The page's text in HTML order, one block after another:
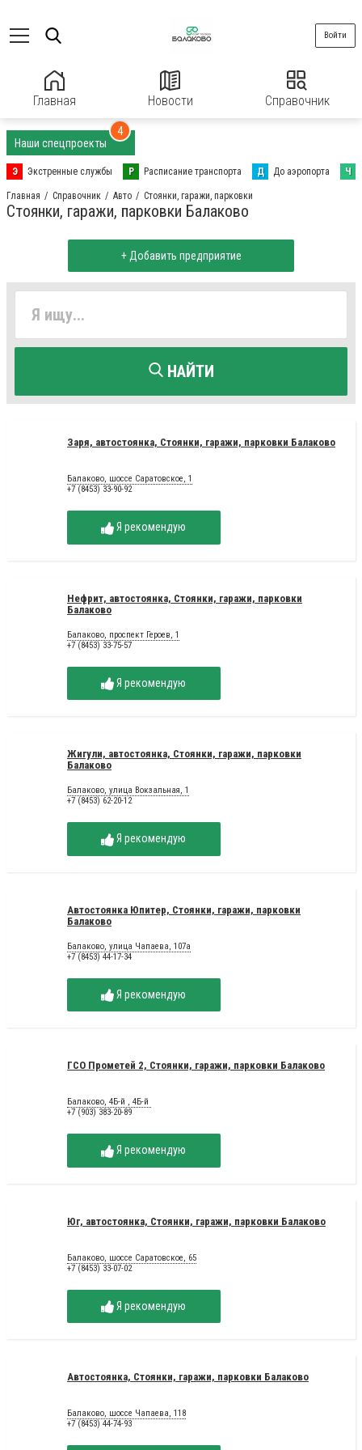
Главная Новости Справочник
Войти
Наши спецпроекты
4
Э Экстренные службы Р Расписание транспорта Д До аэропорта Ч
Главная Справочник Авто Стоянки, гаражи, парковки
Стоянки, гаражи, парковки Балаково
+ Добавить предприятие
НАЙТИ
Заря, автостоянка, Стоянки, гаражи, парковки Балаково
Балаково, шоссе Саратовское, 1
+7 (8453) 33-90-92
Я рекомендую
Нефрит, автостоянка, Стоянки, гаражи, парковки
Балаково
Балаково, проспект Героев, 1
+7 (8453) 33-75-57
Я рекомендую
Жигули, автостоянка, Стоянки, гаражи, парковки
Балаково
Балаково, улица Вокзальная, 1
+7 (8453) 62-20-12
Я рекомендую
Автостоянка Юпитер, Стоянки, гаражи, парковки
Балаково
Балаково, улица Чапаева, 107а
+7 (8453) 44-17-34
Я рекомендую
ГСО Прометей 2, Стоянки, гаражи, парковки Балаково
Балаково, 4Б-й , 4Б-й
+7 (903) 383-20-89
Я рекомендую
Юг, автостоянка, Стоянки, гаражи, парковки Балаково
Балаково, шоссе Саратовское, 65
+7 (8453) 33-07-02
Я рекомендую
Автостоянка, Стоянки, гаражи, парковки Балаково
Балаково, шоссе Чапаева, 118
+7 (8453) 44-74-93